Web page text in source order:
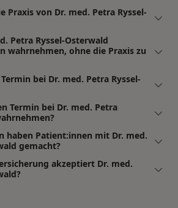
Praxis von Dr. med. Petra Ryssel-
Petra Ryssel-Osterwald
wahrnehmen, ohne die Praxis zu
bei Dr. med. Petra Ryssel-
Termin bei Dr. med. Petra
haben Patient:innen mit Dr. med.
gemacht?
akzeptiert Dr. med.